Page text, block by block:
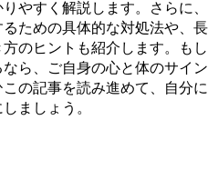
やすく解説します。さらに、
ための具体的な対処法や、長
のヒントも紹介します。もし
ら、ご自身の心と体のサイン
の記事を読み進めて、自分に
ましょう。